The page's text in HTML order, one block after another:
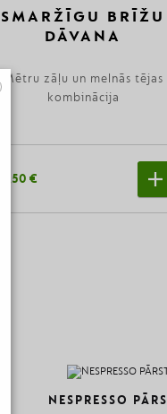
SMARŽĪGU BRĪŽU
DĀVANA
Mētru zāļu un melnās tējas
kombinācija
22,50 €
NESPRESSO